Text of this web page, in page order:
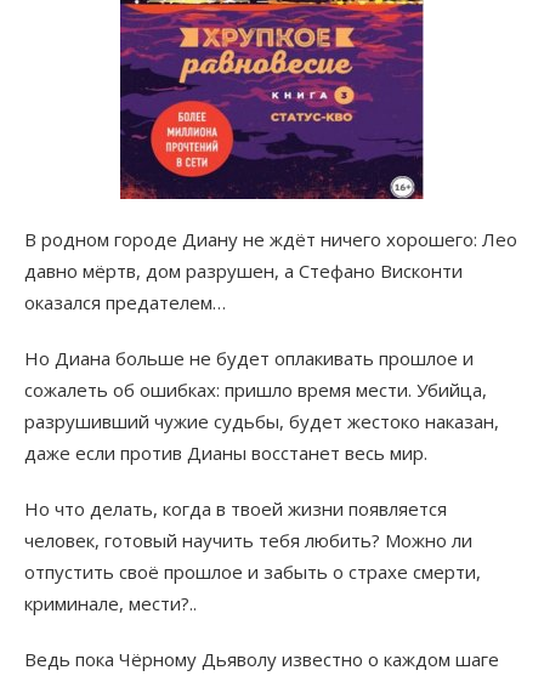
В родном городе Диану не ждёт ничего хорошего: Лео
давно мёртв, дом разрушен, а Стефано Висконти
оказался предателем…
Но Диана больше не будет оплакивать прошлое и
сожалеть об ошибках: пришло время мести. Убийца,
разрушивший чужие судьбы, будет жестоко наказан,
даже если против Дианы восстанет весь мир.
Но что делать, когда в твоей жизни появляется
человек, готовый научить тебя любить? Можно ли
отпустить своё прошлое и забыть о страхе смерти,
криминале, мести?..
Ведь пока Чёрному Дьяволу известно о каждом шаге